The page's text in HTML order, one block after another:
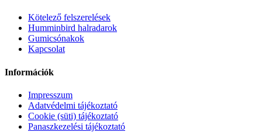
Kötelező felszerelések
Humminbird halradarok
Gumicsónakok
Kapcsolat
Információk
Impresszum
Adatvédelmi tájékoztató
Cookie (süti) tájékoztató
Panaszkezelési tájékoztató